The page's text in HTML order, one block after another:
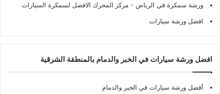
ورشة سمكرة في الرياض - مركز المحرك الافضل لسمكرة السيارات
افضل ورشة سيارات
افضل ورشة سيارات في الخبر والدمام بالمنطقة الشرقية
أفضل ورشة سيارات في الخبر والدمام